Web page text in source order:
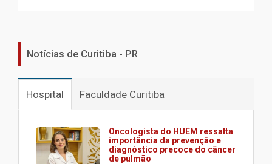
Notícias de Curitiba - PR
Hospital Faculdade Curitiba
Oncologista do HUEM ressalta
importância da prevenção e
diagnóstico precoce do câncer
de pulmão